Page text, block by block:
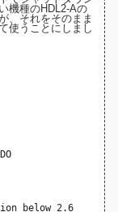
機種のHDL2-Aの
、それをそのまま
使うことにしまし
below 2.6